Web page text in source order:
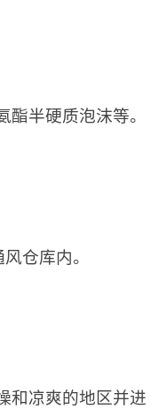
半硬质泡沫等。
仓库内。
和凉爽的地区并进